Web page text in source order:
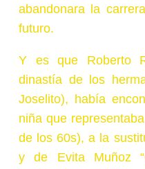
abandonara la
futuro.
Y es que Roberto
dinastía de los
Joselito), había
niña que
de los 60s), a la
y de Evita Muñoz